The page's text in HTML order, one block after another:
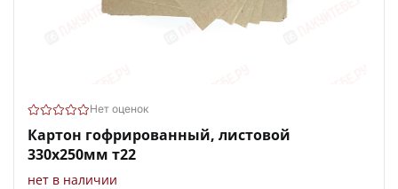
Нет оценок
Картон гофрированный, листовой
330х250мм т22
нет в наличии